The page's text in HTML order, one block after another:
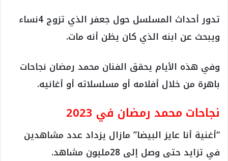
تدور أحداث المسلسل حول جعفر الذي تزوج 4نساء
ويبحث عن ابنه الذي كان يظن أنه مات.
وفي هذه الأيام يحقق الفنان محمد رمضان نجاحات
باهرة من خلال أفلامه أو مسلسلاته أو أغانيه.
نجاحات محمد رمضان في 2023
“أغنية أنا عايز البيضا” مازال يزداد عدد مشاهدين
في تزايد حتى وصل إلى 28مليون مشاهد.